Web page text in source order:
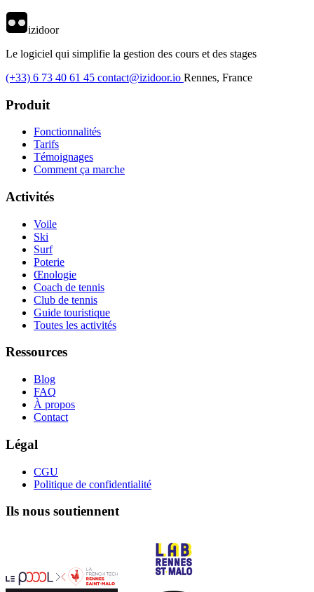
izidoor
Le logiciel qui simplifie la gestion des cours et des stages
(+33) 6 73 40 61 45 contact@izidoor.io Rennes, France
Produit
Fonctionnalités
Tarifs
Témoignages
Comment ça marche
Activités
Voile
Ski
Surf
Poterie
Œnologie
Coach de tennis
Club de tennis
Guide touristique
Toutes les activités
Ressources
Blog
FAQ
À propos
Contact
Légal
CGU
Politique de confidentialité
Ils nous soutiennent